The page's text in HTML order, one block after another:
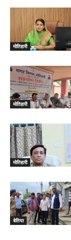
मोतिहारी
मोतिहारी
मोतिहारी
बेतिया